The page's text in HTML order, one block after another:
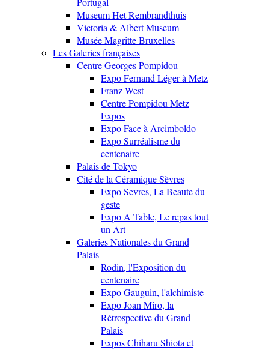
Museum Het Rembrandthuis
Victoria & Albert Museum
Musée Magritte Bruxelles
Les Galeries françaises
Centre Georges Pompidou
Expo Fernand Léger à Metz
Franz West
Centre Pompidou Metz
Expos
Expo Face à Arcimboldo
Expo Surréalisme du
centenaire
Palais de Tokyo
Cité de la Céramique Sèvres
Expo Sevres, La Beaute du
geste
Expo A Table, Le repas tout
un Art
Galeries Nationales du Grand
Palais
Rodin, l'Exposition du
centenaire
Expo Gauguin, l'alchimiste
Expo Joan Miro, la
Rétrospective du Grand
Palais
Expos Chiharu Shiota et